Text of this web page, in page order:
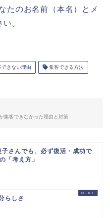
たのお名前（本名）とメ
。
きない理由 集客できる方法
集客できなかった理由と対策
子さんでも、必ず復活・成功で
「考え方」
らしさ